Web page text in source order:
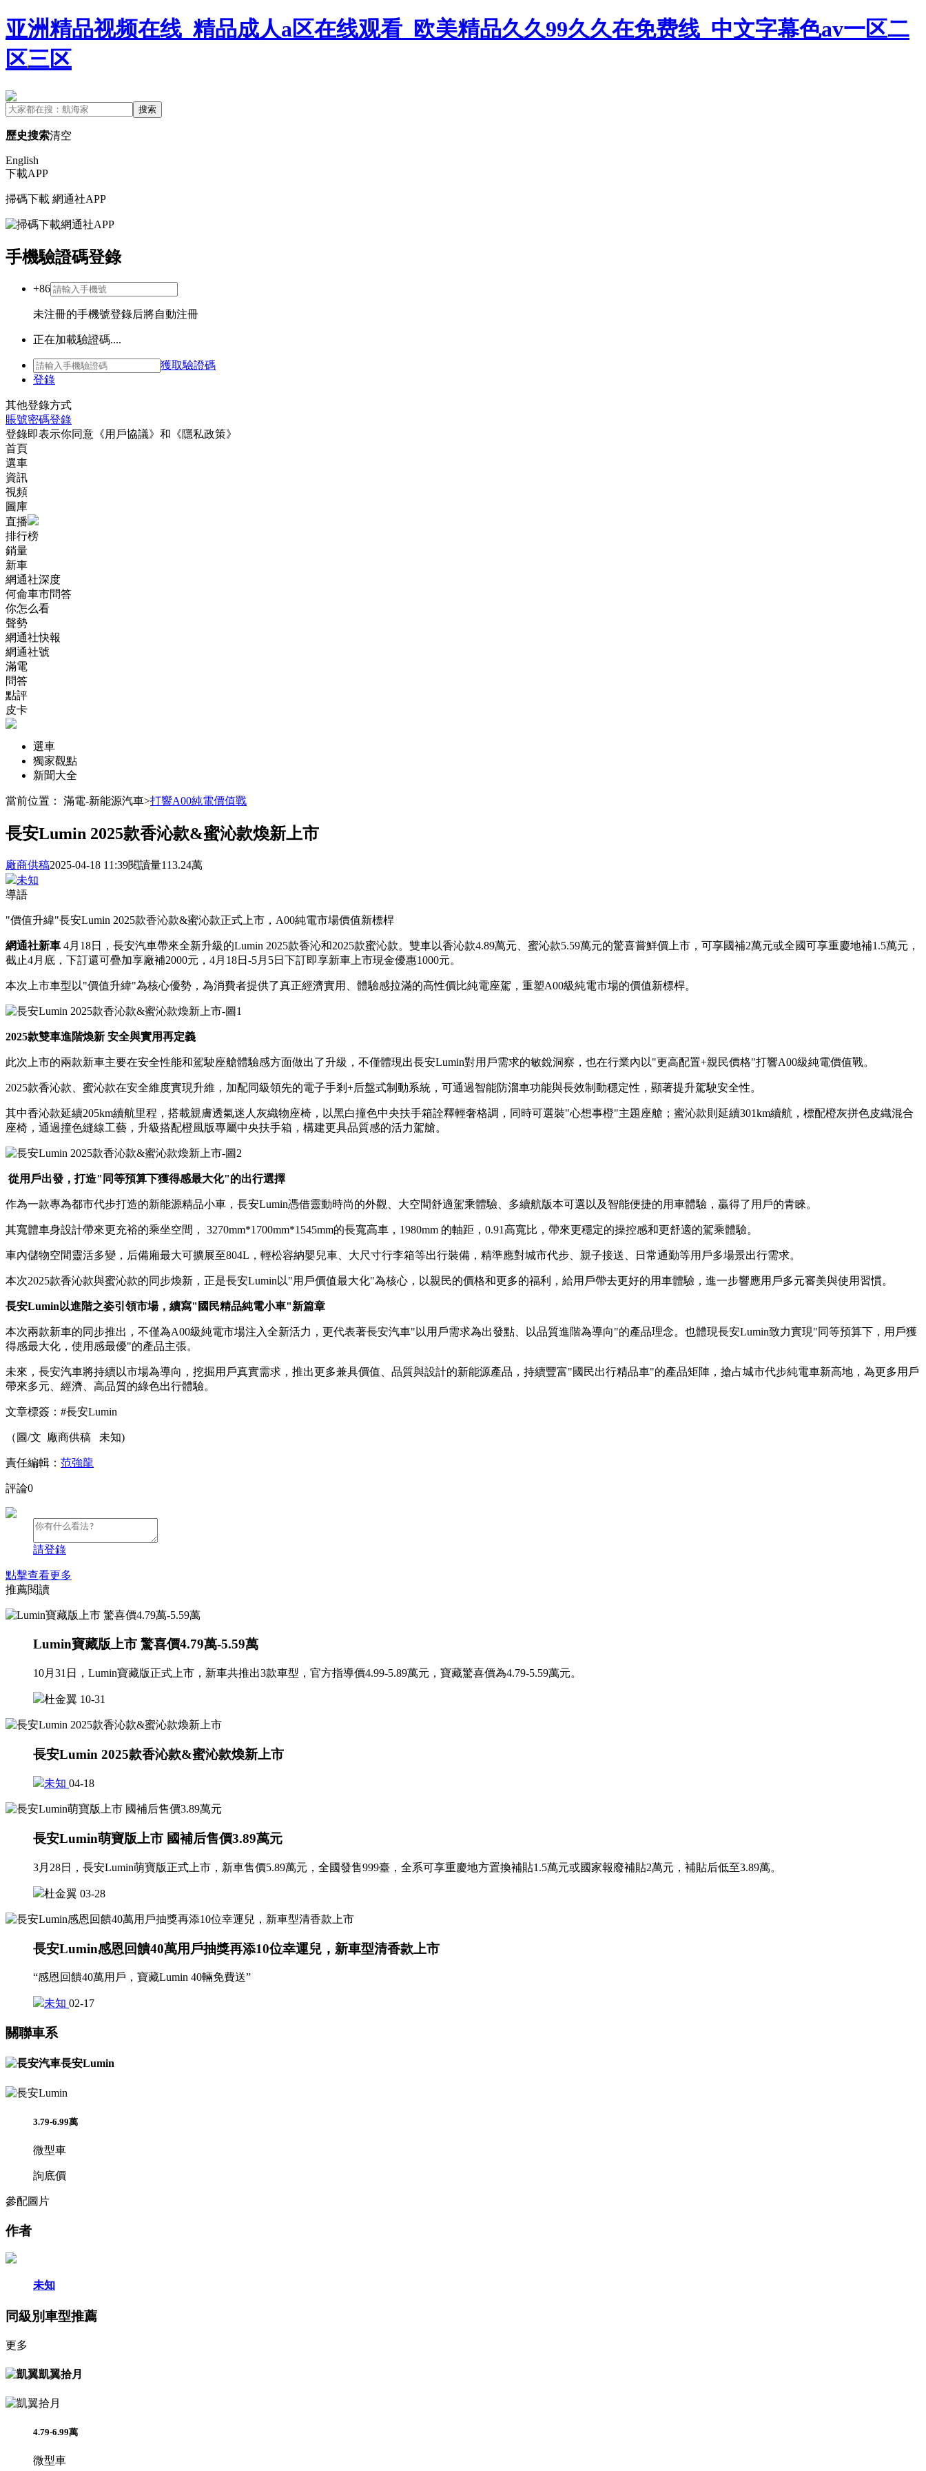
亚洲精品视频在线_精品成人a区在线观看_欧美精品久久99久久在免费线_中文字幕色av一区二
区三区
搜索
歷史搜索清空
English
下載APP
掃碼下載 網通社APP
手機驗證碼登錄
+86
未注冊的手機號登錄后將自動注冊
正在加載驗證碼....
獲取驗證碼
登錄
其他登錄方式
賬號密碼登錄
登錄即表示你同意 《用戶協議》 和 《隱私政策》
首頁
選車
資訊
視頻
圖庫
直播
排行榜
銷量
新車
網通社深度
何侖車市問答
你怎么看
聲勢
網通社快報
網通社號
滿電
問答
點評
皮卡
選車
獨家觀點
新聞大全
當前位置： 滿電-新能源汽車>打響A00純電價值戰
長安Lumin 2025款香沁款&蜜沁款煥新上市
廠商供稿2025-04-18 11:39閱讀量113.24萬
未知
導語
"價值升緯"長安Lumin 2025款香沁款&蜜沁款正式上市，A00純電市場價值新標桿
網通社新車 4月18日， 長安汽車帶來全新升級的Lumin 2025款香沁和2025款蜜沁款。雙車以香沁款4.89萬元、蜜沁款5.59萬元的驚喜嘗鮮價上市，可享國補2萬元或全國可享重慶地補1.5萬元，
截止4月底，下訂還可疊加享廠補2000元，4月18日-5月5日下訂即享新車上市現金優惠1000元。
本次上市車型 以"價值升緯"為核心優勢，為消費者提供了真正經濟實用、體驗感拉滿的高性價比純電座駕，重塑A00級純電市場的價值新標桿。
2025款雙車進階煥新 安全與實用再定義
此次上市的兩款新車主要在安全性能和駕駛座艙體驗感方面做出了升級，不僅體現出長安Lumin對用戶需求的敏銳洞察，也在行業內以"更高配置+親民價格"打響A00級純電價值戰。
2025款香沁款、蜜沁款在安全維度實現升維，加配同級領先的電子手剎+后盤式制動系統，可通過智能防溜車功能與長效制動穩定性，顯著提升駕駛安全性。
其中香沁款延續205km續航里程，搭載親膚透氣迷人灰織物座椅，以黑白撞色中央扶手箱詮釋輕奢格調，同時可選裝"心想事橙"主題座艙；蜜沁款則延續301km續航，標配橙灰拼色皮織混合
座椅，通過撞色縫線工藝，升級搭配橙風版專屬中央扶手箱，構建更具品質感的活力駕艙。
從用戶出發，打造"同等預算下獲得感最大化"的出行選擇
作為一款專為都市代步打造的新能源精品小車，長安Lumin憑借靈動時尚的外觀、大空間舒適駕乘體驗、多續航版本可選以及智能便捷的用車體驗，贏得了用戶的青睞。
其寬體車身設計帶來更充裕的乘坐空間， 3270mm*1700mm*1545mm的長寬高車，1980mm 的軸距，0.91高寬比，帶來更穩定的操控感和更舒適的駕乘體驗。
車內儲物空間靈活多變，后備廂最大可擴展至804L，輕松容納嬰兒車、大尺寸行李箱等出行裝備，精準應對城市代步、親子接送、日常通勤等用戶多場景出行需求。
本次2025款香沁款與蜜沁款的同步煥新，正是長安Lumin以"用戶價值最大化"為核心，以親民的價格和更多的福利，給用戶帶去更好的用車體驗，進一步響應用戶多元審美與使用習慣。
長安Lumin以進階之姿引領市場，續寫"國民精品純電小車"新篇章
本次兩款新車的同步推出，不僅為A00級純電市場注入全新活力，更代表著長安汽車"以用戶需求為出發點、以品質進階為導向"的產品理念。也體現長安Lumin致力實現"同等預算下，用戶獲
得感最大化，使用感最優"的產品主張。
未來，長安汽車將持續以市場為導向，挖掘用戶真實需求，推出更多兼具價值、品質與設計的新能源產品，持續豐富"國民出行精品車"的產品矩陣，搶占城市代步純電車新高地，為更多用戶
帶來多元、經濟、高品質的綠色出行體驗。
文章標簽： #長安Lumin
（圖/文 廠商供稿 未知)
責任編輯： 范強龍
評論0
請登錄
點擊查看更多
推薦閱讀
Lumin寶藏版上市 驚喜價4.79萬-5.59萬
10月31日，Lumin寶藏版正式上市，新車共推出3款車型，官方指導價4.99-5.89萬元，寶藏驚喜價為4.79-5.59萬元。
杜金翼 10-31
長安Lumin 2025款香沁款&蜜沁款煥新上市
未知 04-18
長安Lumin萌寶版上市 國補后售價3.89萬元
3月28日，長安Lumin萌寶版正式上市，新車售價5.89萬元，全國發售999臺，全系可享重慶地方置換補貼1.5萬元或國家報廢補貼2萬元，補貼后低至3.89萬。
杜金翼 03-28
長安Lumin感恩回饋40萬用戶抽獎再添10位幸運兒，新車型清香款上市
“感恩回饋40萬用戶，寶藏Lumin 40輛免費送”
未知 02-17
關聯車系
長安Lumin
3.79-6.99萬
微型車
詢底價
參配圖片
作者
未知
同級別車型推薦
更多
凱翼拾月
4.79-6.99萬
微型車